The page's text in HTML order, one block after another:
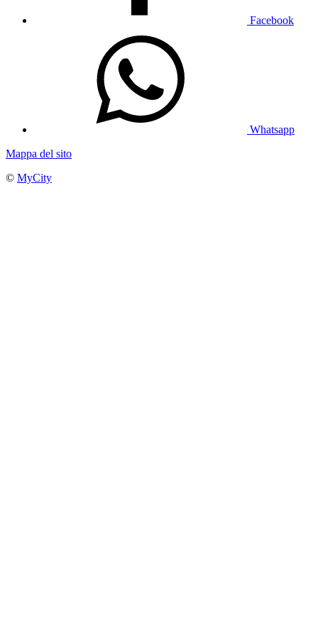
Facebook
Whatsapp
Mappa del sito
© MyCity